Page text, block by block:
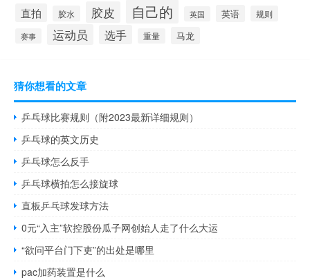
直拍 胶水 胶皮 自己的 英国 英语 规则
赛事 运动员 选手 重量 马龙
猜你想看的文章
乒乓球比赛规则（附2023最新详细规则）
乒乓球的英文历史
乒乓球怎么反手
乒乓球横拍怎么接旋球
直板乒乓球发球方法
0元“入主”软控股份瓜子网创始人走了什么大运
“欲问平台门下吏”的出处是哪里
pac加药装置是什么